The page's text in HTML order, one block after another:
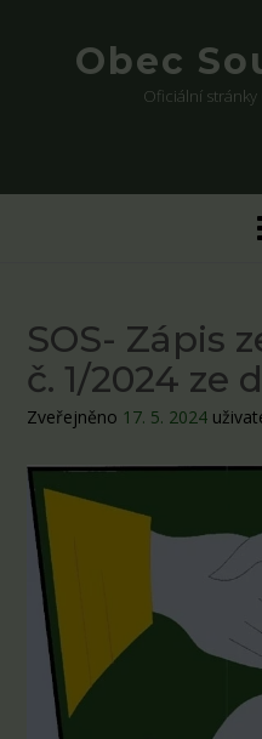
Obec
Oficiální
SOS- Zápis
č. 1/2024 ze
Zveřejněno 17. 5. 2024